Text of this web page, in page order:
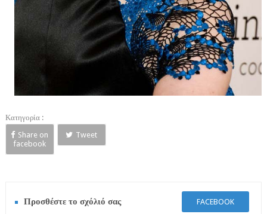
Κατηγορία :
Share on
facebook
Tweet
Προσθέστε το σχόλιό σας FACEBOOK